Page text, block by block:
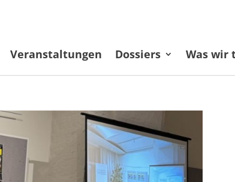
Veranstaltungen Dossiers Was wir